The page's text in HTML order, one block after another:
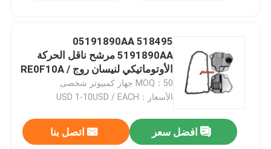
518495 05191890AA
5191890AA مرشح ناقل الحركة
الأوتوماتيكي لنيسان روج RE0F10A /
D JF016E JF011E
MOQ：50 جهاز كمبيوتر شخصى
الأسعار：USD 1-10USD / EACH
افضل سعر اتصل بنا